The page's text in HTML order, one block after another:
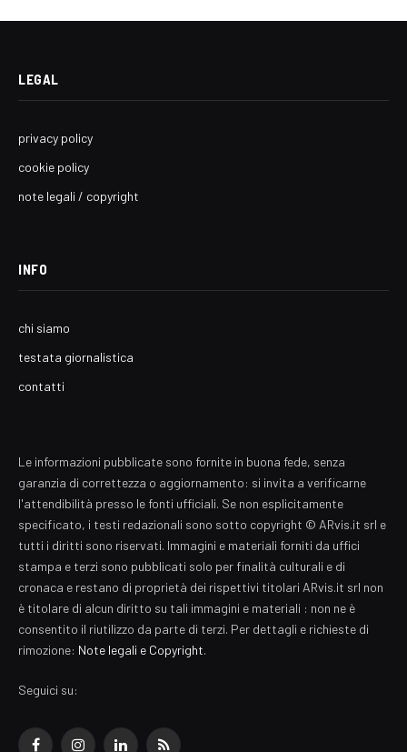
LEGAL
privacy policy
cookie policy
note legali / copyright
INFO
chi siamo
testata giornalistica
contatti
Le informazioni pubblicate sono fornite in buona fede, senza
garanzia di correttezza o aggiornamento: si invita a verificarne
l'attendibilità presso le fonti ufficiali. Se non esplicitamente
specificato, i testi redazionali sono sotto copyright © ARvis.it srl e
tutti i diritti sono riservati. Immagini e materiali forniti da uffici
stampa e terzi sono pubblicati solo per finalità culturali e di
cronaca e restano di proprietà dei rispettivi titolari ARvis.it srl non
è titolare di alcun diritto su tali immagini e materiali : non ne è
consentito il riutilizzo da parte di terzi. Per dettagli e richieste di
rimozione: Note legali e Copyright.
Seguici su: